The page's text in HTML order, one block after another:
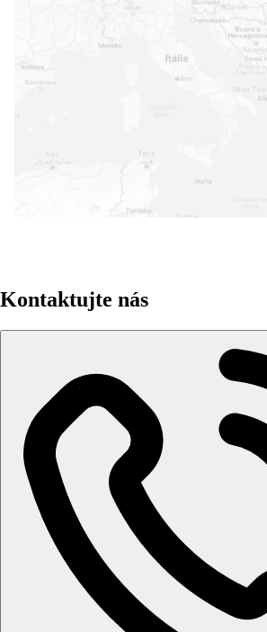
Leaflet
Kontaktujte nás